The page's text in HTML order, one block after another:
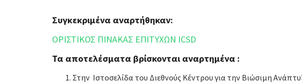
Συγκεκριμένα αναρτήθηκαν:
ΟΡΙΣΤΙΚΟΣ ΠΙΝΑΚΑΣ ΕΠΙΤΥΧΩΝ ICSD
Τα αποτελέσματα βρίσκονται αναρτημένα :
Στην Ιστοσελίδα του Διεθνούς Κέντρου για την Βιώσιμη